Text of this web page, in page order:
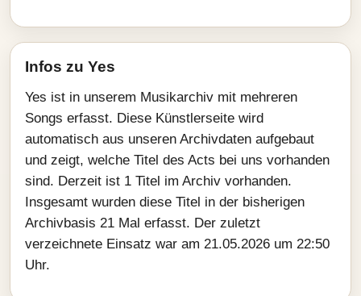
Infos zu Yes
Yes ist in unserem Musikarchiv mit mehreren
Songs erfasst. Diese Künstlerseite wird
automatisch aus unseren Archivdaten aufgebaut
und zeigt, welche Titel des Acts bei uns vorhanden
sind. Derzeit ist 1 Titel im Archiv vorhanden.
Insgesamt wurden diese Titel in der bisherigen
Archivbasis 21 Mal erfasst. Der zuletzt
verzeichnete Einsatz war am 21.05.2026 um 22:50
Uhr.